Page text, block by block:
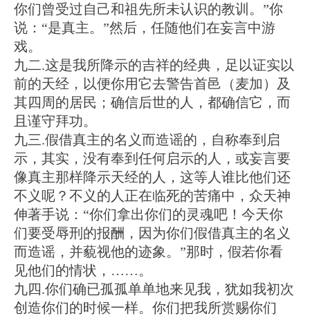
你们曾受过自己和祖先所未认识的教训。”你
说：“是真主。”然后，任随他们在妄言中游
戏。
九二.这是我所降示的吉祥的经典，足以证实以
前的天经，以便你用它去警告首邑（麦加）及
其四周的居民；确信后世的人，都确信它，而
且谨守拜功。
九三.假借真主的名义而造谣的，自称奉到启
示，其实，没有奉到任何启示的人，或妄言要
像真主那样降示天经的人，这等人谁比他们还
不义呢？不义的人正在临死的苦痛中，众天神
伸著手说：“你们拿出你们的灵魂吧！今天你
们要受辱刑的报酬，因为你们假借真主的名义
而造谣，并藐视他的迹象。”那时，假若你看
见他们的情状，……。
九四.你们确已孤孤单单地来见我，犹如我初次
创造你们的时候一样。你们把我所赏赐你们